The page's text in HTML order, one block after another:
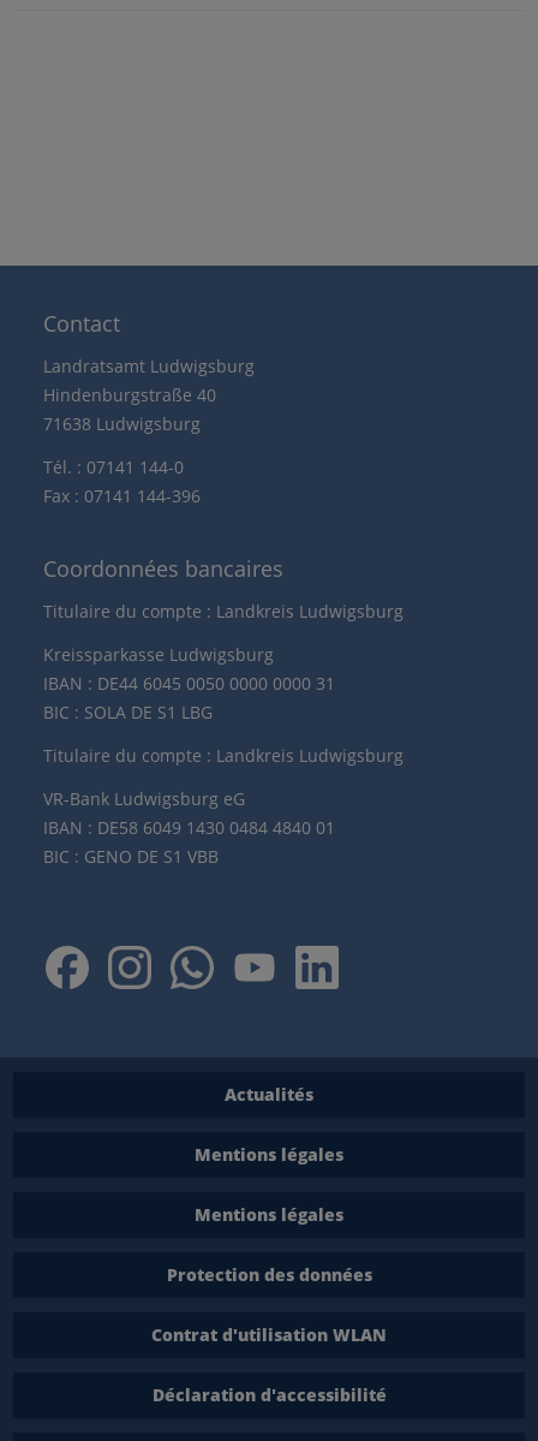
Contact
Landratsamt Ludwigsburg
Hindenburgstraße 40
71638 Ludwigsburg
Tél. : 07141 144-0
Fax : 07141 144-396
Coordonnées bancaires
Titulaire du compte : Landkreis Ludwigsburg
Kreissparkasse Ludwigsburg
IBAN : DE44 6045 0050 0000 0000 31
BIC : SOLA DE S1 LBG
Titulaire du compte : Landkreis Ludwigsburg
VR-Bank Ludwigsburg eG
IBAN : DE58 6049 1430 0484 4840 01
BIC : GENO DE S1 VBB
Actualités
Mentions légales
Mentions légales
Protection des données
Contrat d'utilisation WLAN
Déclaration d'accessibilité